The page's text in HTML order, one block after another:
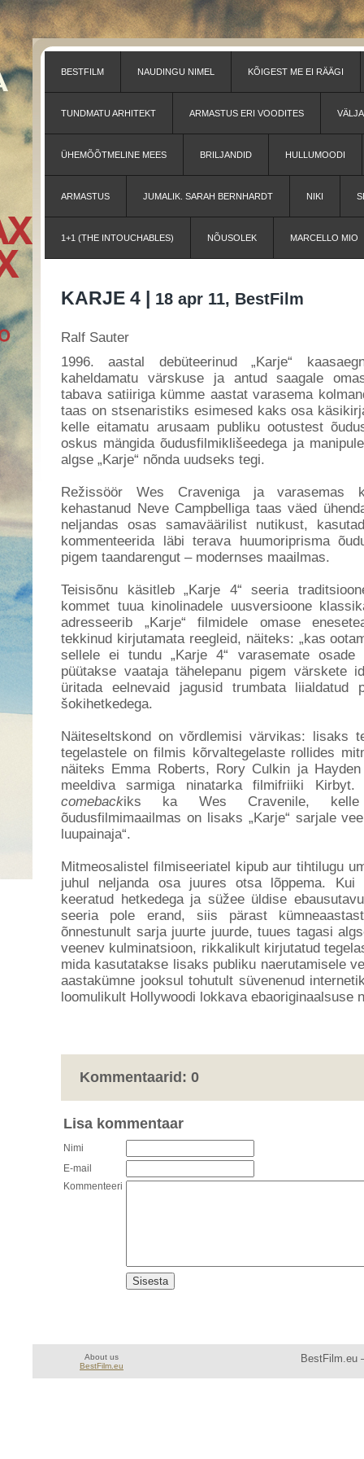
BESTFILM NAUDINGU NIMEL KÕIGEST ME EI RÄÄGI
TUNDMATU ARHITEKT ARMASTUS ERI VOODITES
ÜHEMÕÕTMELINE MEES BRILJANDID HULLUMOODI
ARMASTUS JUMALIK. SARAH BERNHARDT NIKI
1+1 (THE INTOUCHABLES) NÕUSOLEK MARCELLO MIO
KARJE 4 | 18 apr 11, BestFilm
Ralf Sauter
1996. aastal debüteerinud „Karje“
kaheldamatu värskuse ja antud saagale
tabava satiiriga kümme aastat varasema
taas on stsenaristiks esimesed kaks osa
kelle eitamatu arusaam publiku ootustest
oskus mängida õudusfilmiklišeedega ja
algse „Karje“ nõnda uudseks tegi.
Režissöör Wes Craveniga ja varasemas
kehastanud Neve Campbelliga taas väed
neljandas osas samaväärilist nutikust,
kommenteerida läbi terava huumoriprisma
pigem taandarengut – modernses maailmas.
Teisisõnu käsitleb „Karje 4“ seeria
kommet tuua kinolinadele uusversioone
adresseerib „Karje“ filmidele omase
tekkinud kirjutamata reegleid, näiteks: „kas
sellele ei tundu „Karje 4“ varasemate osade
püütakse vaataja tähelepanu pigem värskete
üritada eelnevaid jagusid trumbata liialdatud
šokihetkedega.
Näiteseltskond on võrdlemisi värvikas: lisaks
tegelastele on filmis kõrvaltegelaste rollides
näiteks Emma Roberts, Rory Culkin ja
meeldiva sarmiga ninatarka filmifriiki Kirbyt.
comebackiks ka Wes Cravenile, kelle
õudusfilmimaailmas on lisaks „Karje“ sarjale
luupainaja“.
Mitmeosalistel filmiseeriatel kipub aur tihtilugu
juhul neljanda osa juures otsa lõppema.
keeratud hetkedega ja süžee üldise
seeria pole erand, siis pärast
õnnestunult sarja juurte juurde, tuues tagasi
veenev kulminatsioon, rikkalikult kirjutatud
mida kasutatakse lisaks publiku naerutamisele
aastakümne jooksul tohutult süvenenud
loomulikult Hollywoodi lokkava ebaoriginaalsuse
Kommentaarid: 0
Lisa kommentaar
Nimi
E-mail
Kommenteeri
About us
BestFilm.eu
BestFilm.eu